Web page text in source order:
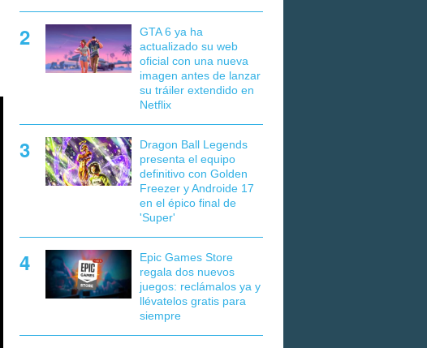
GTA 6 ya ha
actualizado su web
oficial con una nueva
imagen antes de lanzar
su tráiler extendido en
Netflix
Dragon Ball Legends
presenta el equipo
definitivo con Golden
Freezer y Androide 17
en el épico final de
'Super'
Epic Games Store
regala dos nuevos
juegos: reclámalos ya y
llévatelos gratis para
siempre